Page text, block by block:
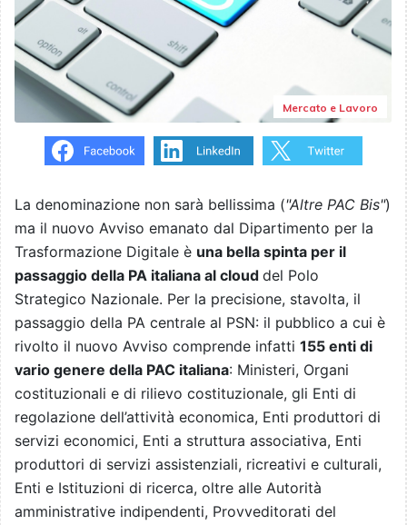
Mercato e Lavoro
La denominazione non sarà bellissima ("Altre PAC Bis")
ma il nuovo Avviso emanato dal Dipartimento per la
Trasformazione Digitale è una bella spinta per il
passaggio della PA italiana al cloud del Polo
Strategico Nazionale. Per la precisione, stavolta, il
passaggio della PA centrale al PSN: il pubblico a cui è
rivolto il nuovo Avviso comprende infatti 155 enti di
vario genere della PAC italiana: Ministeri, Organi
costituzionali e di rilievo costituzionale, gli Enti di
regolazione dell’attività economica, Enti produttori di
servizi economici, Enti a struttura associativa, Enti
produttori di servizi assistenziali, ricreativi e culturali,
Enti e Istituzioni di ricerca, oltre alle Autorità
amministrative indipendenti, Provveditorati del